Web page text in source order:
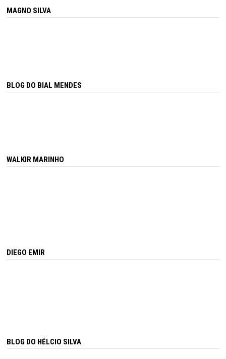
MAGNO SILVA
BLOG DO BIAL MENDES
WALKIR MARINHO
DIEGO EMIR
BLOG DO HÉLCIO SILVA